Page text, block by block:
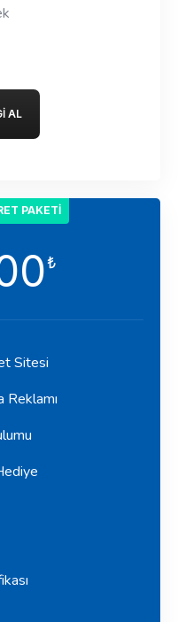
AL
PAKETI
₺
Sitesi